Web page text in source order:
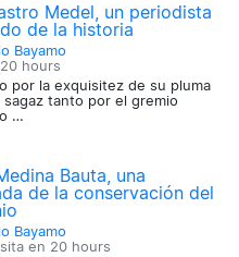
Medel, un periodista
de la historia
Bayamo
20 hours
por la exquisitez de su pluma
tanto por el gremio
…
Bauta, una
de la conservación del
Bayamo
en 20 hours